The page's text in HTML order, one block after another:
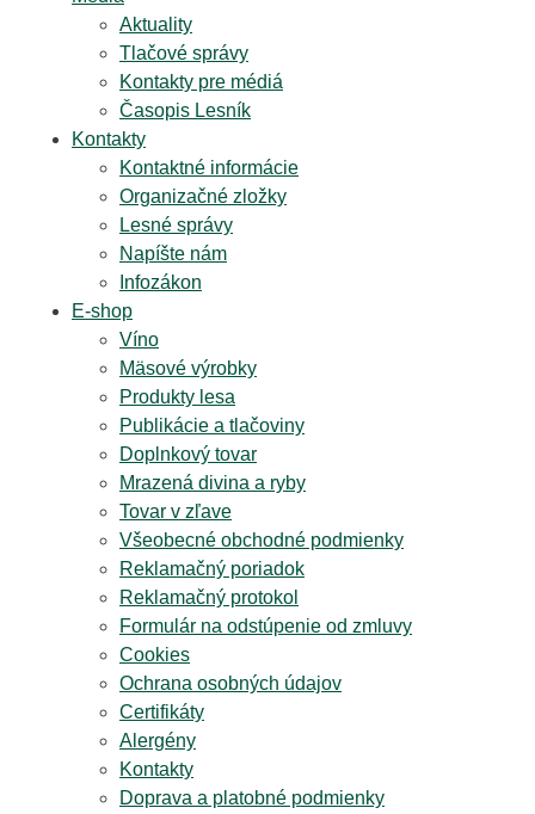
Aktuality
Tlačové správy
Kontakty pre médiá
Časopis Lesník
Kontakty
Kontaktné informácie
Organizačné zložky
Lesné správy
Napíšte nám
Infozákon
E-shop
Víno
Mäsové výrobky
Produkty lesa
Publikácie a tlačoviny
Doplnkový tovar
Mrazená divina a ryby
Tovar v zľave
Všeobecné obchodné podmienky
Reklamačný poriadok
Reklamačný protokol
Formulár na odstúpenie od zmluvy
Cookies
Ochrana osobných údajov
Certifikáty
Alergény
Kontakty
Doprava a platobné podmienky